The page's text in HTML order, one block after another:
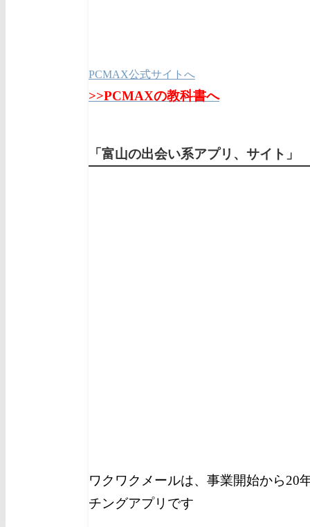
PCMAX公式サイトへ
>>PCMAXの教科書へ
「富山の出会い系アプリ、サイト
ワクワクメールは、事業開始から20
チングアプリです